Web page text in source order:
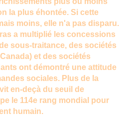
la plus éhontée. Si cette
moins, elle n'a pas disparu.
a multiplié les concessions
sous-traitance, des sociétés
et des sociétés
ont démontré une attitude
sociales. Plus de la
en-deçà du seuil de
le 114e rang mondial pour
humain.